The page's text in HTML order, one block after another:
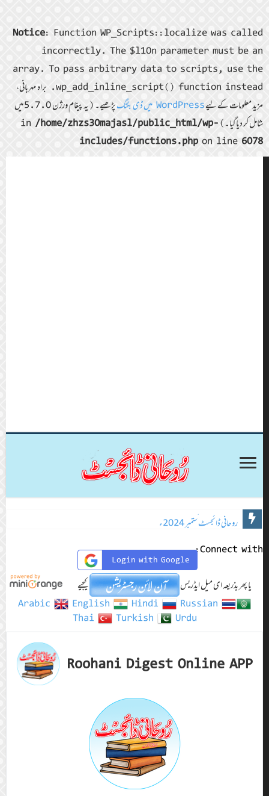
Notice: Function WP_Scripts::localize was called
incorrectly. The $l10n parameter must be an
array. To pass arbitrary data to scripts, use the
wp_add_inline_script() function instead. براہ مہربانی،
مزید معلومات کے لیےWordPress میں ڈی بگنگ
پڑھیے۔ (یہ پیغام ورژن 5.7.0 میں
شامل کر دیا گیا۔) in/home/zhzs30majasl/public_html/wp-
includes/functions.php on line 6078
روحانی ڈائجسٹ ستمبر 2024ء
Connect with:
Login with Google
یا پھر بذریعہ ای میل ایڈریس
کیجیے
Arabic
English Hindi
Russian
Thai
Turkish Urdu
Roohani Digest Online APP